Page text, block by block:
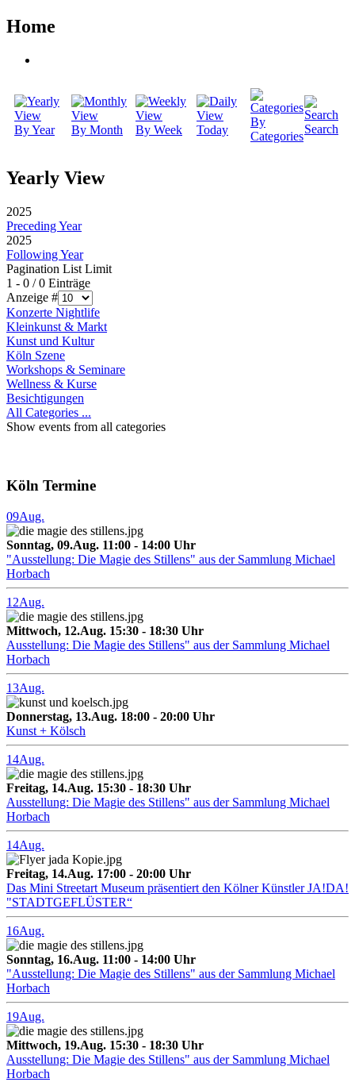
Home
By Year By Month By Week Today
By
Categories
Search
Yearly View
2025
Preceding Year
2025
Following Year
Pagination List Limit
1 - 0 / 0 Einträge
Anzeige #
Konzerte Nightlife
Kleinkunst & Markt
Kunst und Kultur
Köln Szene
Workshops & Seminare
Wellness & Kurse
Besichtigungen
All Categories ...
Show events from all categories
Köln Termine
09Aug.
Sonntag, 09.Aug. 11:00 - 14:00 Uhr
"Ausstellung: Die Magie des Stillens" aus der Sammlung Michael
Horbach
12Aug.
Mittwoch, 12.Aug. 15:30 - 18:30 Uhr
Ausstellung: Die Magie des Stillens" aus der Sammlung Michael
Horbach
13Aug.
Donnerstag, 13.Aug. 18:00 - 20:00 Uhr
Kunst + Kölsch
14Aug.
Freitag, 14.Aug. 15:30 - 18:30 Uhr
Ausstellung: Die Magie des Stillens" aus der Sammlung Michael
Horbach
14Aug.
Freitag, 14.Aug. 17:00 - 20:00 Uhr
Das Mini Streetart Museum präsentiert den Kölner Künstler JA!DA!
"STADTGEFLÜSTER“
16Aug.
Sonntag, 16.Aug. 11:00 - 14:00 Uhr
"Ausstellung: Die Magie des Stillens" aus der Sammlung Michael
Horbach
19Aug.
Mittwoch, 19.Aug. 15:30 - 18:30 Uhr
Ausstellung: Die Magie des Stillens" aus der Sammlung Michael
Horbach